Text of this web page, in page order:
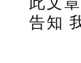
告知